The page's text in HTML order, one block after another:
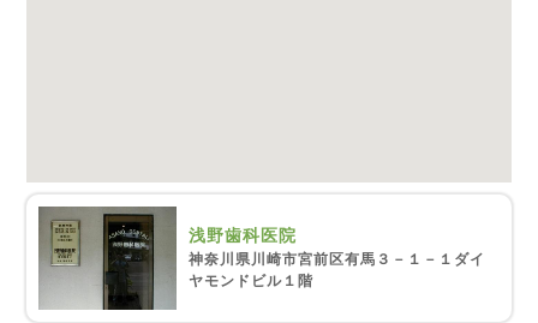
浅野歯科医院
神奈川県川崎市宮前区有馬３－１－１ダイ
ヤモンドビル１階